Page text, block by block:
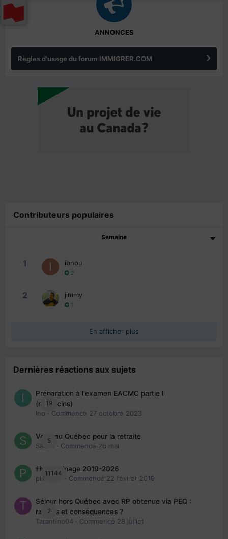
ANNONCES
Règles d'usage du forum IMMIGRER.COM
Contributeurs populaires
Semaine
1 ibnou
2
2 jimmy
1
En afficher plus
Dernières réactions aux sujets
19
Préparation à l'examen EACMC partie I
(médecins)
Ino · Commencé 27 octobre 2023
5
Venir au Québec pour la retraite
Sab74
· Commencé 26 mai
11144
👬 Parrainage 2019-2026
piinoush
· Commencé 22 février 2019
2
Séjour hors Québec avec RP obtenue via PEQ :
risques et conséquences ?
Tarantino04 · Commencé 28 juillet